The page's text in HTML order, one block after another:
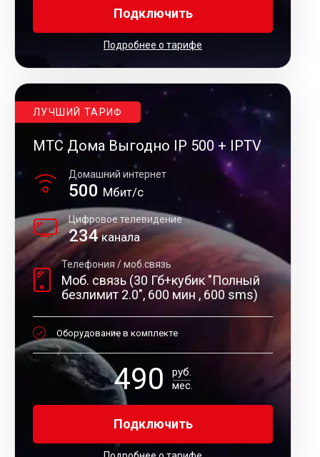
Подключить
Подробнее о тарифе
ЛУЧШИЙ ТАРИФ
МТС Дома Выгодно IP 500 + IPTV
500 Мбит/с
Домашний интернет
234канала
Цифровое телевидение
Моб. связь (30 Гб+кубик "Полный
безлимит 2.0", 600 мин , 600 sms)
Телефония / моб.связь
Оборудование в комплекте
490
руб.
мес.
Подключить